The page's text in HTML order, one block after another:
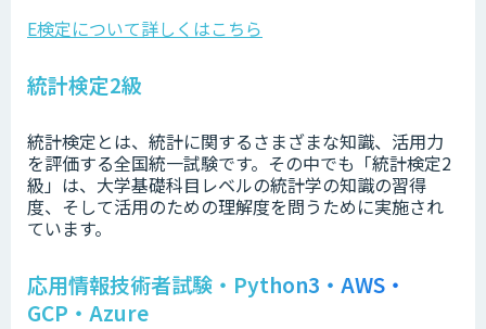
E検定について詳しくはこちら
統計検定2級
統計検定とは、統計に関するさまざまな知識、活用力
を評価する全国統一試験です。その中でも「統計検定2
級」は、大学基礎科目レベルの統計学の知識の習得
度、そして活用のための理解度を問うために実施され
ています。
応用情報技術者試験・Python3・AWS・
GCP・Azure